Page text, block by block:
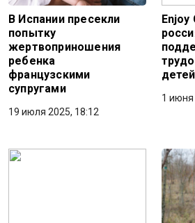
В Испании пресекли
попытку
жертвоприношения
ребенка
французскими
супругами
19 июля 2025, 18:12
Enjoy
1 июня